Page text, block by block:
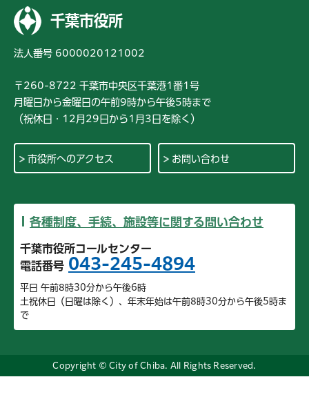
千葉市役所
法人番号 6000020121002
〒260-8722 千葉市中央区千葉港1番1号
月曜日から金曜日の午前9時から午後5時まで
（祝休日・12月29日から1月3日を除く）
市役所へのアクセス お問い合わせ
各種制度、手続、施設等に関する問い合わせ
千葉市役所コールセンター
電話番号 043-245-4894
平日 午前8時30分から午後6時
土祝休日（日曜は除く）、年末年始は午前8時30分から午後5時ま
で
Copyright © City of Chiba. All Rights Reserved.